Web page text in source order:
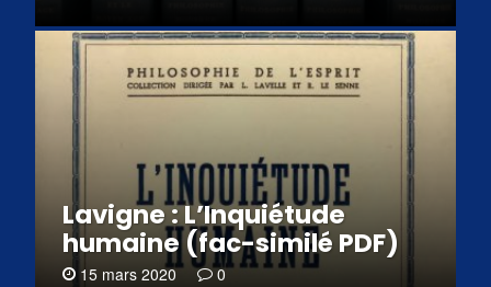
Lavigne : L’Inquiétude
humaine (fac-similé PDF)
15 mars 2020 0